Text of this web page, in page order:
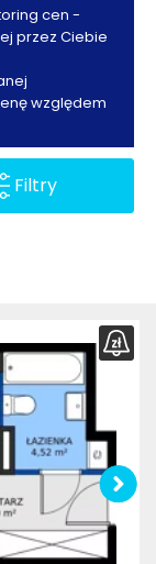
cen -
przez Ciebie
względem
Filtry